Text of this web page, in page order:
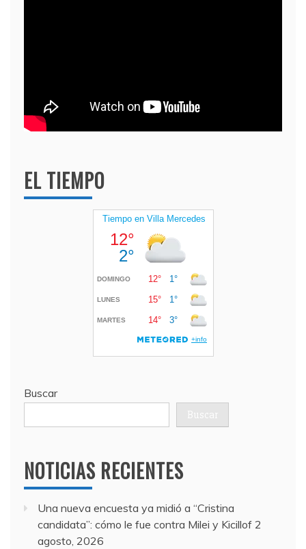
EL TIEMPO
Buscar
Buscar
NOTICIAS RECIENTES
Una nueva encuesta ya midió a “Cristina
candidata”: cómo le fue contra Milei y Kicillof 2
agosto, 2026